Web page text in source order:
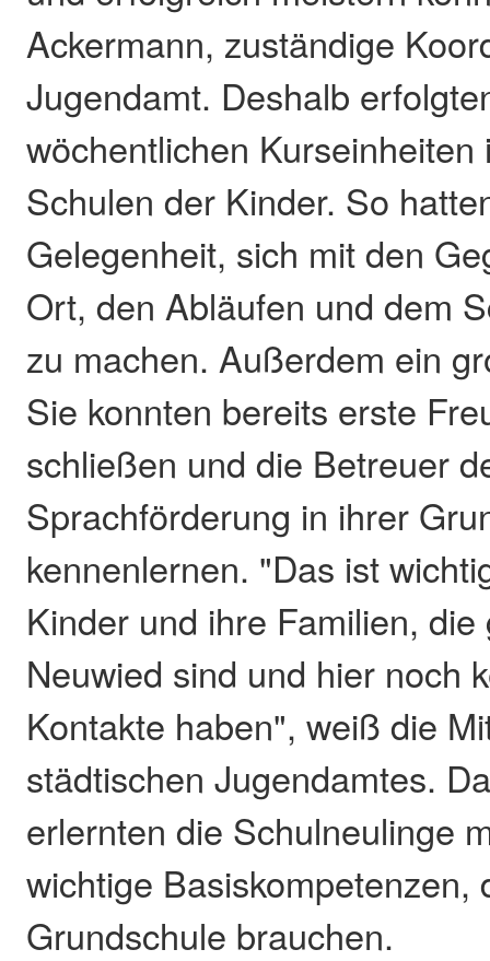
Ackermann, zuständige
Jugendamt. Deshalb
wöchentlichen
Schulen der Kinder. So
Gelegenheit, sich mit den
Ort, den Abläufen und dem
zu machen. Außerdem ein
Sie konnten bereits erste
schließen und die Betreuer
Sprachförderung in ihrer
kennenlernen. "Das ist
Kinder und ihre Familien,
Neuwied sind und hier noch
Kontakte haben", weiß die
städtischen Jugendamtes.
erlernten die Schulneulinge
wichtige Basiskompetenzen,
Grundschule brauchen.